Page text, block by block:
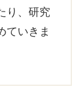
り、研究
ていきま